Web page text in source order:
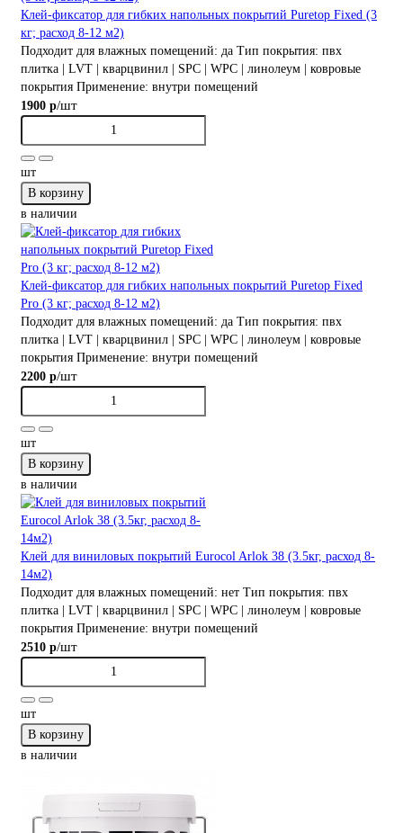
Клей-фиксатор для гибких напольных покрытий Puretop Fixed (3
кг; расход 8-12 м2)
Подходит для влажных помещений: да Тип покрытия: пвх
плитка | LVT | кварцвинил | SPC | WPC | линолеум | ковровые
покрытия Применение: внутри помещений
1900 р/шт
шт
В корзину
в наличии
Клей-фиксатор для гибких напольных покрытий Puretop Fixed
Pro (3 кг; расход 8-12 м2)
Подходит для влажных помещений: да Тип покрытия: пвх
плитка | LVT | кварцвинил | SPC | WPC | линолеум | ковровые
покрытия Применение: внутри помещений
2200 р/шт
шт
В корзину
в наличии
Клей для виниловых покрытий Eurocol Arlok 38 (3.5кг, расход 8-
14м2)
Подходит для влажных помещений: нет Тип покрытия: пвх
плитка | LVT | кварцвинил | SPC | WPC | линолеум | ковровые
покрытия Применение: внутри помещений
2510 р/шт
шт
В корзину
в наличии